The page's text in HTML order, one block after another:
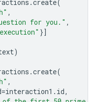
.create(
,
for you." ,
}]
)
.create(
,
=interaction1 . id,